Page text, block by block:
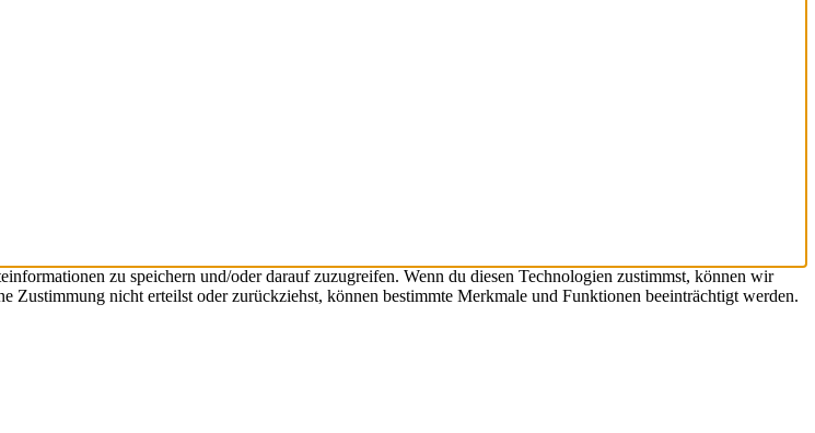
zu speichern und/oder darauf zuzugreifen. Wenn du diesen Technologien zustimmst, können wir
Zustimmung nicht erteilst oder zurückziehst, können bestimmte Merkmale und Funktionen beeinträchtigt werden.